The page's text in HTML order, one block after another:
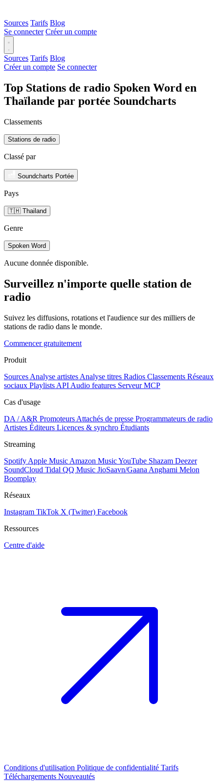
Sources Tarifs Blog
Se connecter Créer un compte
Sources Tarifs Blog
Créer un compte Se connecter
Top Stations de radio Spoken Word en
Thaïlande par portée Soundcharts
Classements
Stations de radio
Classé par
Soundcharts Portée
Pays
🇹🇭 Thailand
Genre
Spoken Word
Aucune donnée disponible.
Surveillez n'importe quelle station de
radio
Suivez les diffusions, rotations et l'audience sur des milliers de
stations de radio dans le monde.
Commencer gratuitement
Produit
Sources Analyse artistes Analyse titres Radios Classements Réseaux
sociaux Playlists API Audio features Serveur MCP
Cas d'usage
DA / A&R Promoteurs Attachés de presse Programmateurs de radio
Artistes Éditeurs Licences & synchro Étudiants
Streaming
Spotify Apple Music Amazon MusicYouTube Shazam Deezer
SoundCloud Tidal QQ Music JioSaavn/Gaana Anghami Melon
Boomplay
Réseaux
Instagram TikTok X (Twitter) Facebook
Ressources
Centre d'aide
Conditions d'utilisation Politique de confidentialité Tarifs
Téléchargements Nouveautés